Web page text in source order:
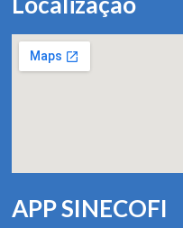
APP SINECOFI